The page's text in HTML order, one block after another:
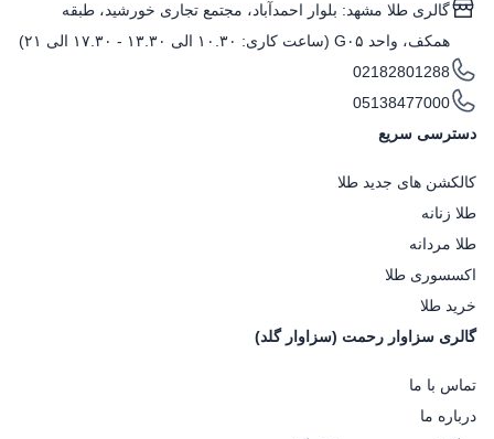
گالری طلا مشهد: بلوار احمدآباد، مجتمع تجاری خورشید، طبقه
همکف، واحد G۰۵ (ساعت کاری: ۱۰.۳۰ الی ۱۳.۳۰ - ۱۷.۳۰ الی ۲۱)
02182801288
05138477000
دسترسی سریع
کالکشن های جدید طلا
طلا زنانه
طلا مردانه
اکسسوری طلا
خرید طلا
گالری سزاوار رحمت (سزاوار گلد)
تماس با ما
درباره ما